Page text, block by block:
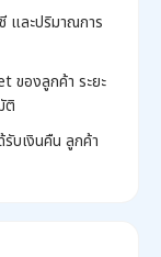
และปริมาณการ
ของลูกค้า ระยะ
ติ
รับเงินคืน ลูกค้า